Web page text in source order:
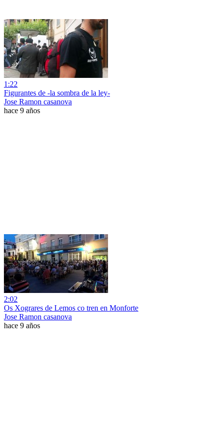
1:22
Figurantes de -la sombra de la ley-
Jose Ramon casanova
hace 9 años
2:02
Os Xograres de Lemos co tren en Monforte
Jose Ramon casanova
hace 9 años